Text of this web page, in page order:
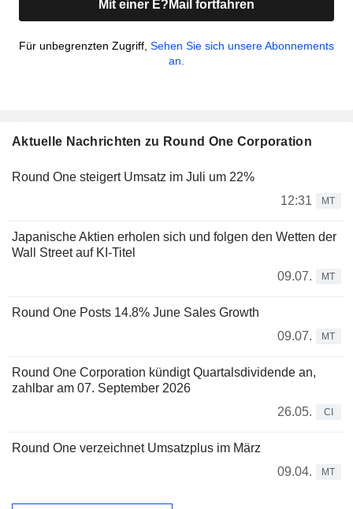
Mit einer E?Mail fortfahren
Für unbegrenzten Zugriff, Sehen Sie sich unsere Abonnements
an.
Aktuelle Nachrichten zu Round One Corporation
Round One steigert Umsatz im Juli um 22%
12:31
MT
Japanische Aktien erholen sich und folgen den Wetten der
Wall Street auf KI-Titel
09.07.
MT
Round One Posts 14.8% June Sales Growth
09.07.
MT
Round One Corporation kündigt Quartalsdividende an,
zahlbar am 07. September 2026
26.05.
CI
Round One verzeichnet Umsatzplus im März
09.04.
MT